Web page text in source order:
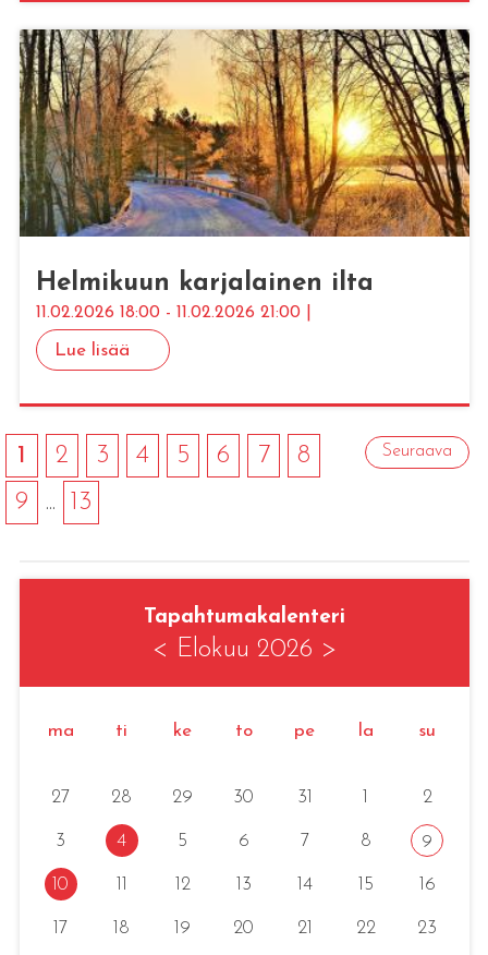
Hel­mi­kuun kar­ja­lai­nen ilta
11.02.2026 18:00 - 11.02.2026 21:00 |
Lue lisää
1 2 3 4 5 6 7
8
9
... 13
Seuraava
Tapahtumakalenteri
< Elokuu 2026 >
ma ti ke to pe la su
27 28 29 30 31 2
3 4 5 6 7 8 9
10 12 13 14 15 16
17 18 19 20 21 22 23